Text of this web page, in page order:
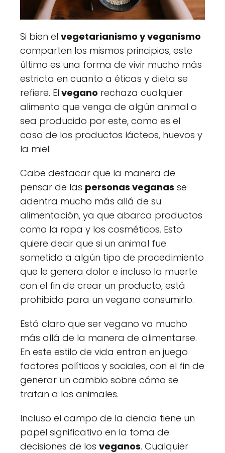
Si bien el vegetarianismo y veganismo
comparten los mismos principios, este
último es una forma de vivir mucho más
estricta en cuanto a éticas y dieta se
refiere. El vegano rechaza cualquier
alimento que venga de algún animal o
sea producido por este, como es el
caso de los productos lácteos, huevos y
la miel.
Cabe destacar que la manera de
pensar de las personas veganas se
adentra mucho más allá de su
alimentación, ya que abarca productos
como la ropa y los cosméticos. Esto
quiere decir que si un animal fue
sometido a algún tipo de procedimiento
que le genera dolor e incluso la muerte
con el fin de crear un producto, está
prohibido para un vegano consumirlo.
Está claro que ser vegano va mucho
más allá de la manera de alimentarse.
En este estilo de vida entran en juego
factores políticos y sociales, con el fin de
generar un cambio sobre cómo se
tratan a los animales.
Incluso el campo de la ciencia tiene un
papel significativo en la toma de
decisiones de los veganos. Cualquier